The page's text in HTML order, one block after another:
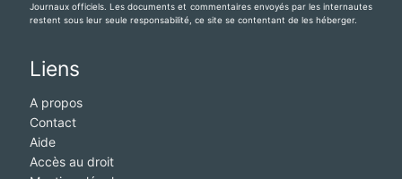
Journaux officiels. Les documents et commentaires envoyés par les internautes
restent sous leur seule responsabilité, ce site se contentant de les héberger.
Liens
A propos
Contact
Aide
Accès au droit